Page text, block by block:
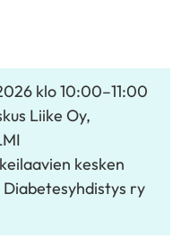
klo 10:00–11:00
Liike Oy,
kesken
Diabetesyhdistys ry